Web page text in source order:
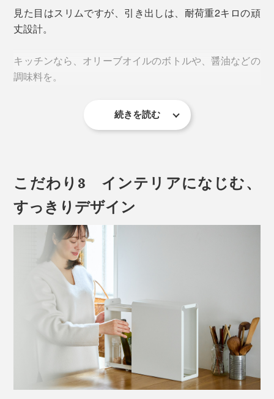
しかも、使いやすさに、トコトンこだわった「引き出
門メーカーならではの知識と経験で試作をくり返し、1
年以上かけて、こだわりの静音スライドレール引き出し
しかも、引き出し部分の耐荷重は2キロ。たっぷり収納
しても、開け閉めカンタンです。
引き出しが重くなっても、前方に倒れないように、引き
出しの底面には、「前倒れ防止ストッパー」もついてい
ます（引き出しの手前に、5センチ以上のスペースが取
れる場所に置いてください）
見た目はスリムですが、引き出しは、耐荷重2キロの頑
丈設計。
キッチンなら、オリーブオイルのボトルや、醤油などの
調味料を。
玄関なら、靴の防水スプレーや、消臭スプレーといった
ボトル類を。
続きを読む
こだわり3 インテリアになじむ、
すっきりデザイン